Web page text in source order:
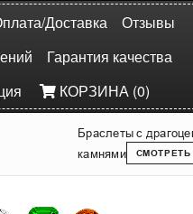
Доставка
Отзывы
Гарантия качества
КОРЗИНА (0)
Браслеты с
камнями
СМОТРЕТЬ